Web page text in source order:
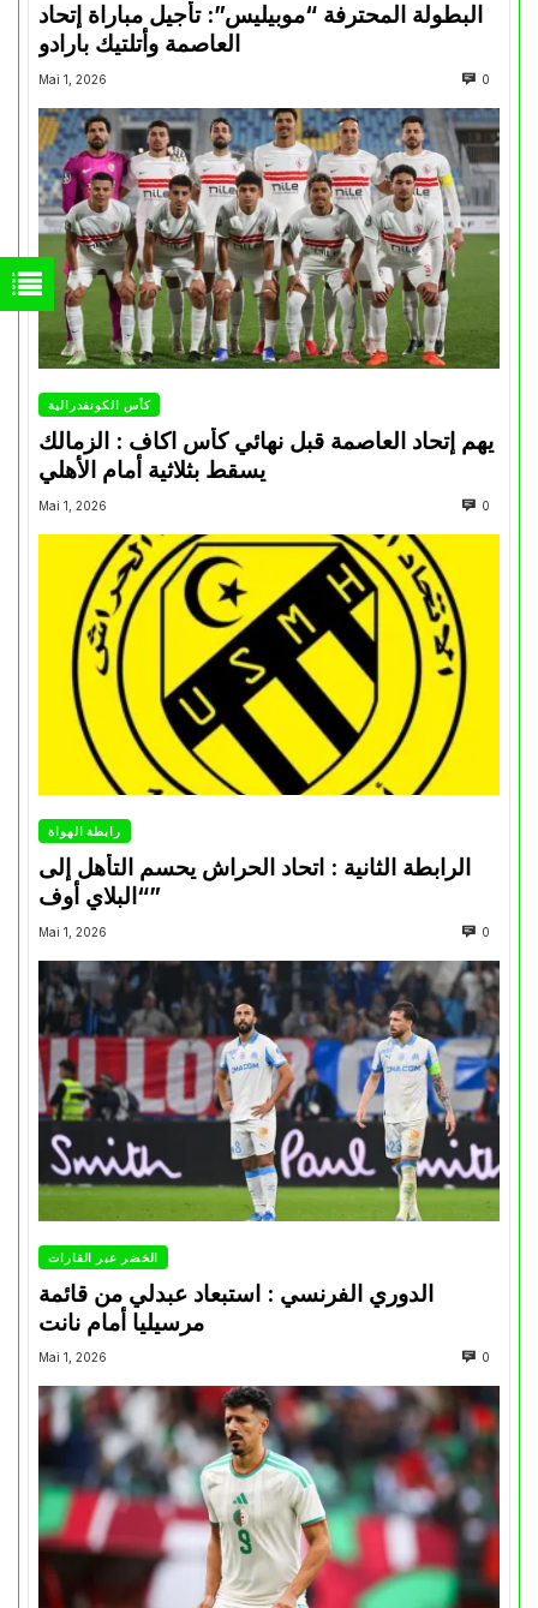
البطولة المحترفة “موبيليس”: تأجيل مباراة إتحاد
العاصمة وأتلتيك بارادو
Mai 1, 2026 0
كأس الكونفدرالية
يهم إتحاد العاصمة قبل نهائي كأس اكاف : الزمالك
Mai 1, 2026 0
رابطة الهواة
الرابطة الثانية : اتحاد الحراش يحسم التأهل إلى
“البلاي أوف”
Mai 1, 2026 0
الخضر عبر القارات
الدوري الفرنسي : استبعاد عبدلي من قائمة
مرسيليا أمام نانت
Mai 1, 2026 0